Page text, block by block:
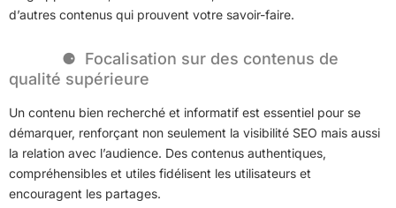
d’autres contenus qui prouvent votre savoir-faire.
Focalisation sur des contenus de
qualité supérieure
Un contenu bien recherché et informatif est essentiel pour se
démarquer, renforçant non seulement la visibilité SEO mais aussi
la relation avec l’audience. Des contenus authentiques,
compréhensibles et utiles fidélisent les utilisateurs et
encouragent les partages.